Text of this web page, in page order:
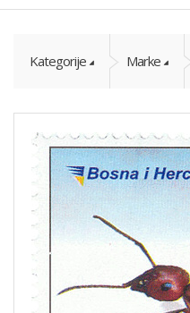
Kategorije Marke